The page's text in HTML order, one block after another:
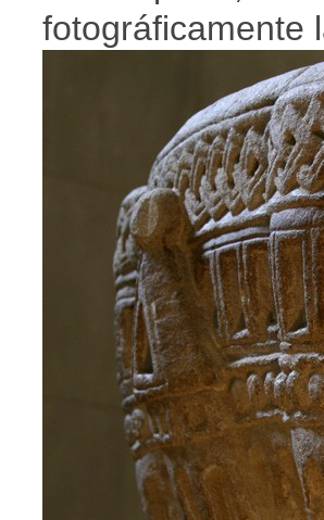
fotográficamente